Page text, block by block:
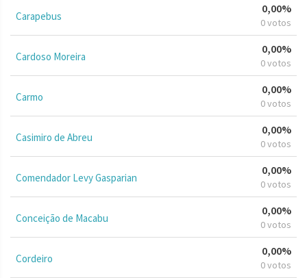
Carapebus
0,00%
0 votos
Cardoso Moreira
0,00%
0 votos
Carmo
0,00%
0 votos
Casimiro de Abreu
0,00%
0 votos
Comendador Levy Gasparian
0,00%
0 votos
Conceição de Macabu
0,00%
0 votos
Cordeiro
0,00%
0 votos